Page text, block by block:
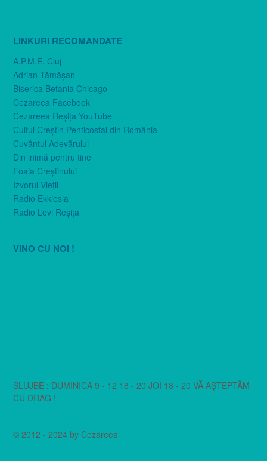
LINKURI RECOMANDATE
A.P.M.E. Cluj
Adrian Tămăşan
Biserica Betania Chicago
Cezareea Facebook
Cezareea Reşiţa YouTube
Cultul Creştin Penticostal din România
Cuvântul Adevărului
Din inimă pentru tine
Foaia Creştinului
Izvorul Vieţii
Radio Ekklesia
Radio Levi Reşiţa
VINO CU NOI !
SLUJBE : DUMINICA 9 - 12 18 - 20 JOI 18 - 20 VĂ AȘTEPTĂM
CU DRAG !
© 2012 - 2024 by Cezareea